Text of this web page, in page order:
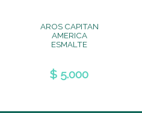
AROS CAPITAN
AMERICA
ESMALTE
$ 5.000